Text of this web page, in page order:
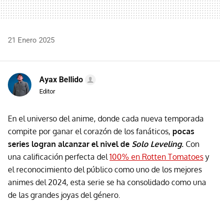
21 Enero 2025
Ayax Bellido
Editor
En el universo del anime, donde cada nueva temporada
compite por ganar el corazón de los fanáticos, pocas
series logran alcanzar el nivel de Solo Leveling. Con
una calificación perfecta del100% en Rotten Tomatoes y
el reconocimiento del público como uno de los mejores
animes del 2024, esta serie se ha consolidado como una
de las grandes joyas del género.